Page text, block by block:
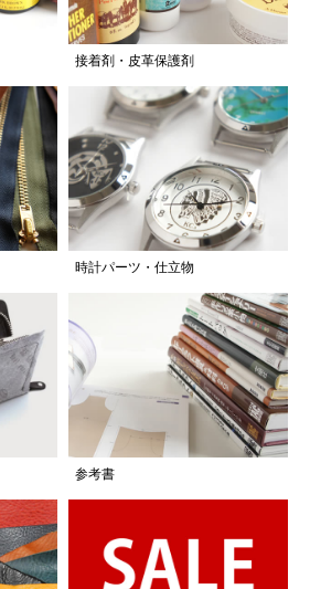
接着剤・皮革保護剤
時計パーツ・仕立物
参考書